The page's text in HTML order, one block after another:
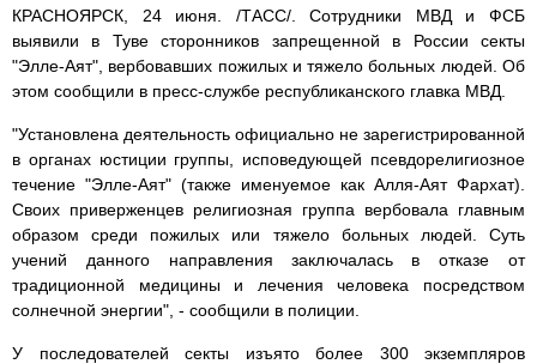
КРАСНОЯРСК, 24 июня. /ТАСС/. Сотрудники МВД и ФСБ
выявили в Туве сторонников запрещенной в России секты
"Элле-Аят", вербовавших пожилых и тяжело больных людей. Об
этом сообщили в пресс-службе республиканского главка МВД.
"Установлена деятельность официально не зарегистрированной
в органах юстиции группы, исповедующей псевдорелигиозное
течение "Элле-Аят" (также именуемое как Алля-Аят Фархат).
Своих приверженцев религиозная группа вербовала главным
образом среди пожилых или тяжело больных людей. Суть
учений данного направления заключалась в отказе от
традиционной медицины и лечения человека посредством
солнечной энергии", - сообщили в полиции.
У последователей секты изъято более 300 экземпляров